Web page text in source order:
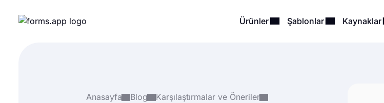
Ürünler Şablonlar Kaynaklar
Anasayfa Blog
Karşılaştırmalar ve Öneriler